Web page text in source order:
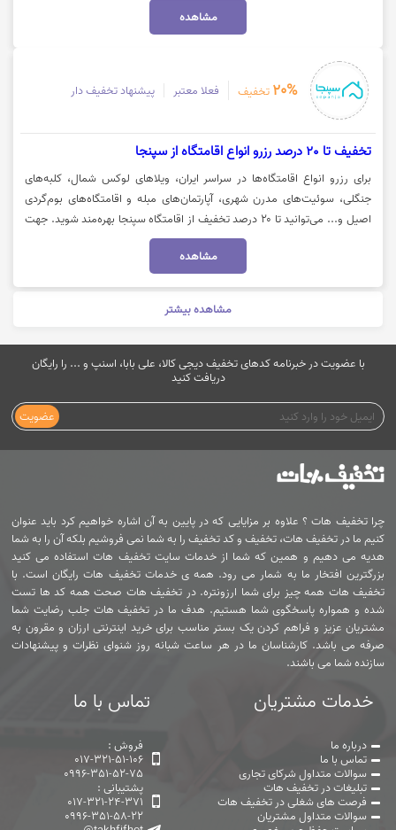
مشاهده
20% تخفیف فعلا معتبر پیشنهاد تخفیف دار
تخفیف تا 20 درصد رزرو انواع اقامتگاه از سپنجا
برای رزرو انواع اقامتگاه‌ها در سراسر ایران، ویلاهای لوکس شمال، کلبه‌های
جنگلی، سوئیت‌های مدرن شهری، آپارتمان‌های مبله و اقامتگاه‌های بوم‌گردی
اصیل و... می‌توانید تا ۲۰ درصد تخفیف از اقامتگاه سپنجا بهره‌مند شوید. جهت
رزرو اقامتگاه با تخفیف سپنجا، روی گزینه «خرید کنید» کلیک نمایید.
مشاهده
مشاهده بیشتر
با عضویت در خبرنامه کدهای تخفیف دیجی کالا، علی بابا، اسنپ و ... را رایگان
دریافت کنید
عضویت
چرا تخفیف هات ؟ علاوه بر مزایایی که در پایین به آن اشاره خواهیم کرد باید عنوان
کنیم ما در تخفیف هات، تخفیف و کد تخفیف را به شما نمی فروشیم بلکه آن را به شما
هدیه می دهیم و همین که شما از خدمات سایت تخفیف هات استفاده می کنید
بزرگترین افتخار ما به شمار می رود. همه ی خدمات تخفیف هات رایگان است. با
تخفیف هات همه چیز برای شما ارزونتره. در تخفیف هات صحت همه کد ها تست
شده و همواره پاسخگوی شما هستیم. هدف ما در تخفیف هات جلب رضایت شما
مشتریان عزیز و فراهم کردن یک بستر مناسب برای خرید اینترنتی ارزان و مقرون به
صرفه می باشد. کارشناسان ما در هر ساعت شبانه روز شنوای نظرات و پیشنهادات
سازنده شما می باشند.
خدمات مشتریان
درباره ما
تماس با ما
سوالات متداول شرکای تجاری
تبلیغات در تخفیف هات
فرصت های شغلی در تخفیف هات
سوالات متداول مشتریان
تماس با ما
فروش :
017-321-51-106
0996-351-52-75
پشتیبانی :
017-321-24-371
0996-351-58-22